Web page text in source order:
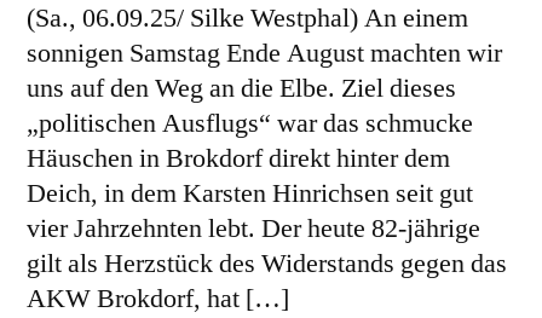
(Sa., 06.09.25/ Silke Westphal) An einem
sonnigen Samstag Ende August machten wir
uns auf den Weg an die Elbe. Ziel dieses
„politischen Ausflugs“ war das schmucke
Häuschen in Brokdorf direkt hinter dem
Deich, in dem Karsten Hinrichsen seit gut
vier Jahrzehnten lebt. Der heute 82-jährige
gilt als Herzstück des Widerstands gegen das
AKW Brokdorf, hat […]